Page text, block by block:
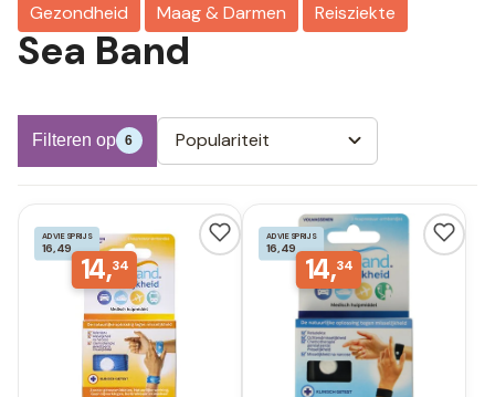
Gezondheid Maag & Darmen Reisziekte
Sea Band
Filteren op 6 Populariteit
ADVIESPRIJS
16,49
14,34
ADVIESPRIJS
16,49
14,34